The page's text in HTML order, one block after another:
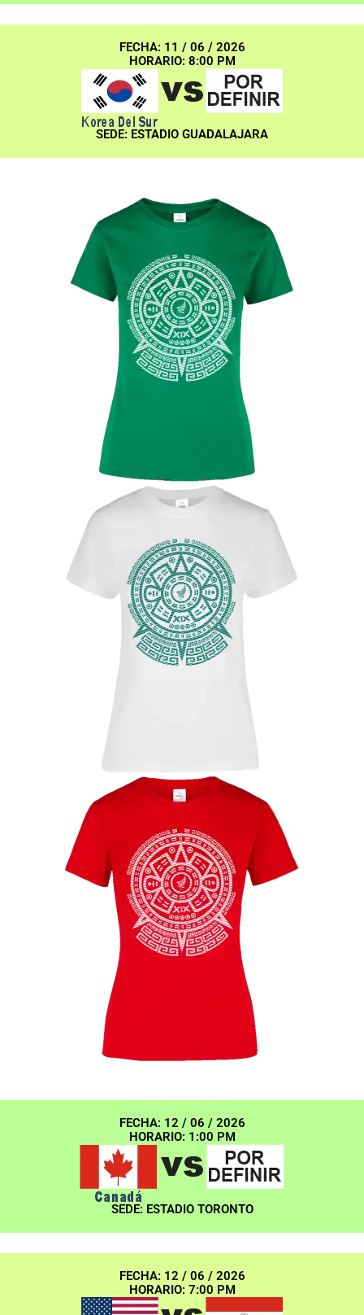
FECHA: 11 / 06 / 2026
HORARIO: 8:00 PM
SEDE: ESTADIO GUADALAJARA
FECHA: 12 / 06 / 2026
HORARIO: 1:00 PM
SEDE: ESTADIO TORONTO
FECHA: 12 / 06 / 2026
HORARIO: 7:00 PM